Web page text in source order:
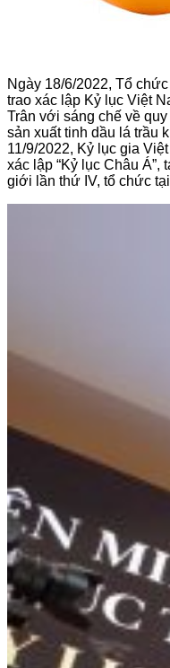
Ngày 18/6/2022, Tổ
trao xác lập Kỷ lục Việt
Trân với sáng chế về
sản xuất tinh dầu lá trầu
11/9/2022, Kỷ lục gia
xác lập “Kỷ lục Châu
giới lần thứ IV, tổ chức